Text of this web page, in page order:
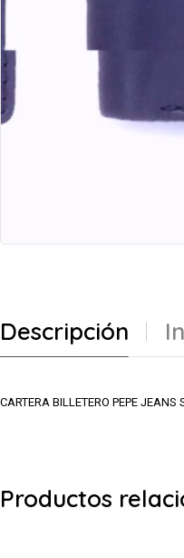
Descripción
CARTERA BILLETERO PEPE JEANS
Productos